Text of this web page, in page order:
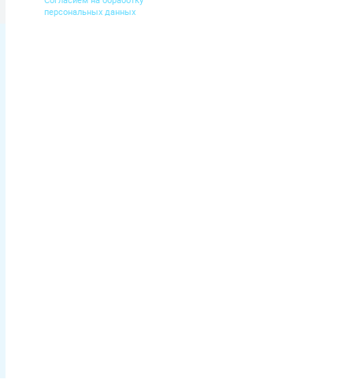
персональных данных